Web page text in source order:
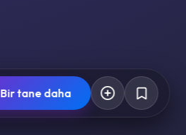
Bir tane daha